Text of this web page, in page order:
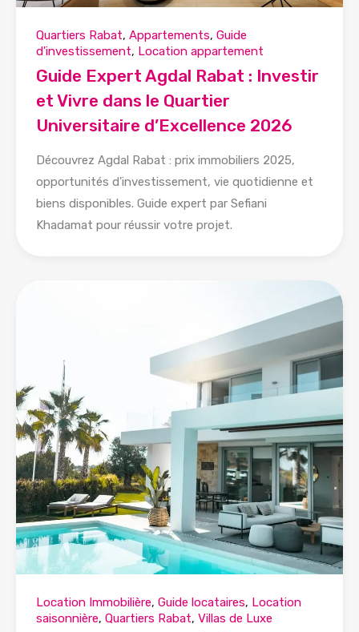
Quartiers Rabat, Appartements, Guide
d'investissement, Location appartement
Guide Expert Agdal Rabat : Investir
et Vivre dans le Quartier
Universitaire d’Excellence 2026
Découvrez Agdal Rabat : prix immobiliers 2025,
opportunités d'investissement, vie quotidienne et
biens disponibles. Guide expert par Sefiani
Khadamat pour réussir votre projet.
Location Immobilière, Guide locataires, Location
saisonnière, Quartiers Rabat, Villas de Luxe